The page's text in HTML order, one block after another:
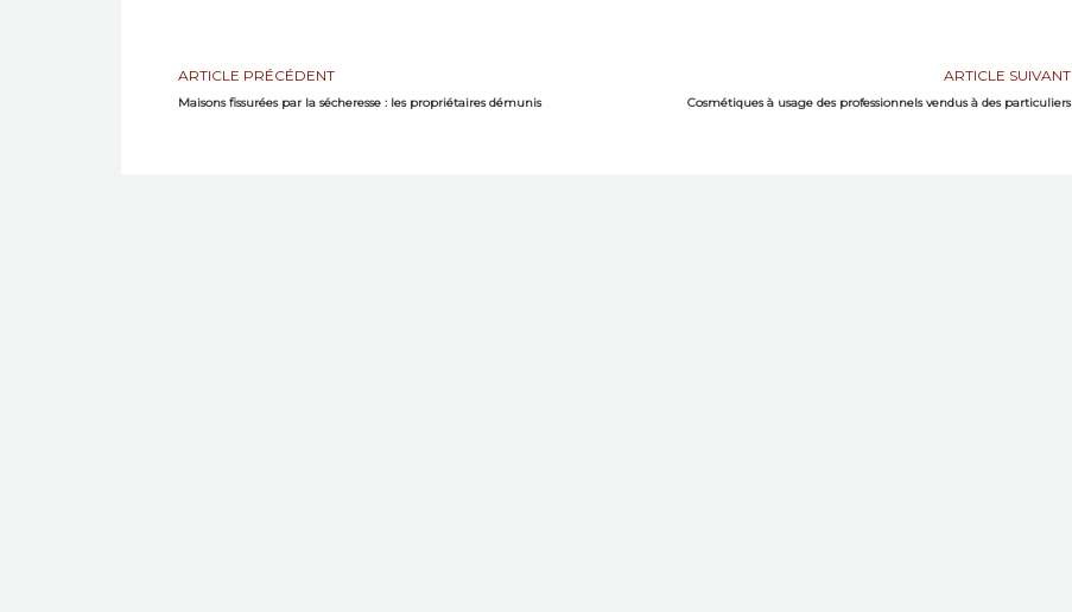
ARTICLE PRÉCÉDENT
Maisons fissurées par la sécheresse : les propriétaires démunis
ARTICLE SUIVANT
Cosmétiques à usage des professionnels vendus à des particuliers